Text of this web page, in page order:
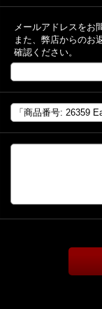
メールアドレスをお
また、弊店からのお
確認ください。